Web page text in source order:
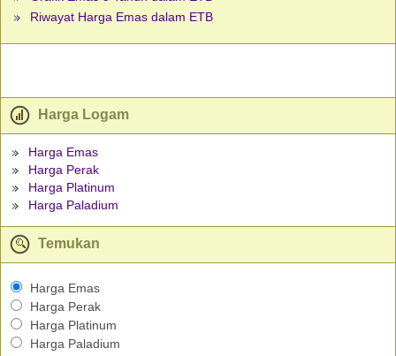
Riwayat Harga Emas dalam ETB
Harga Logam
Harga Emas
Harga Perak
Harga Platinum
Harga Paladium
Temukan
Harga Emas
Harga Perak
Harga Platinum
Harga Paladium